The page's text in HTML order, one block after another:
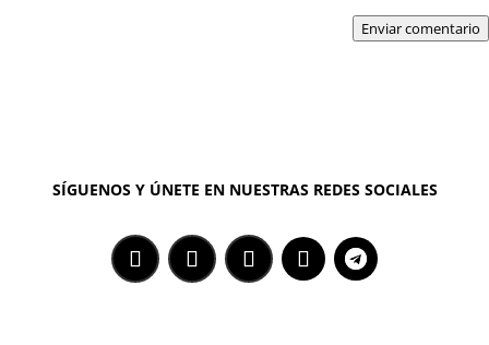
Enviar comentario
SÍGUENOS Y ÚNETE EN NUESTRAS REDES SOCIALES